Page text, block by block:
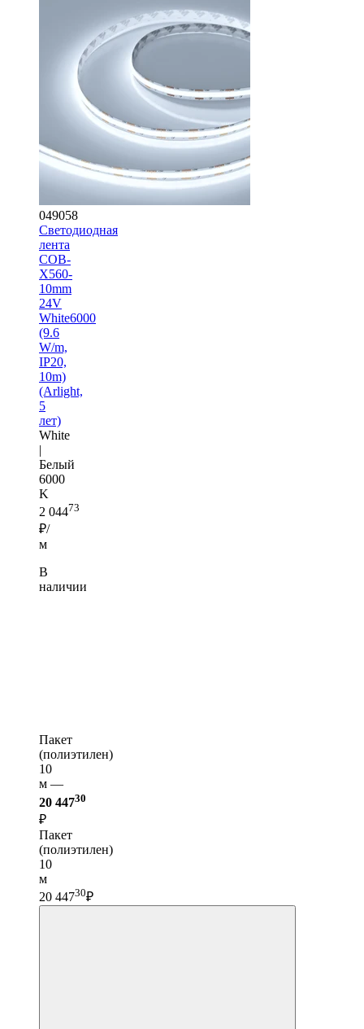
049058
Светодиодная
лента
COB-
X560-
10mm
24V
White6000
(9.6
W/m,
IP20,
10m)
(Arlight,
5
лет)
White
|
Белый
6000
K
2 04473
₽/
м
В
наличии
Пакет
(полиэтилен)
10
м —
20 44730
₽
Пакет
(полиэтилен)
10
м
20 44730₽